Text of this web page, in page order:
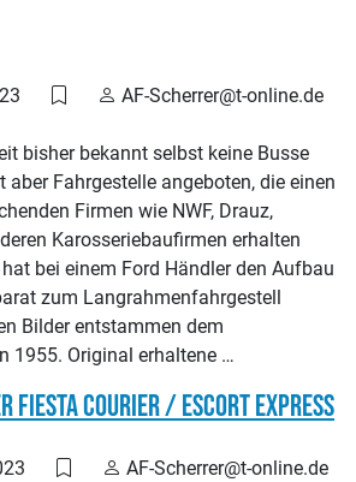
AF-Scherrer@t-online.de
bisher bekannt selbst keine Busse
aber Fahrgestelle angeboten, die einen
Firmen wie NWF, Drauz,
Karosseriebaufirmen erhalten
bei einem Ford Händler den Aufbau
zum Langrahmenfahrgestell
Bilder entstammen dem
1955. Original erhaltene …
Courier / Escort Express
AF-Scherrer@t-online.de